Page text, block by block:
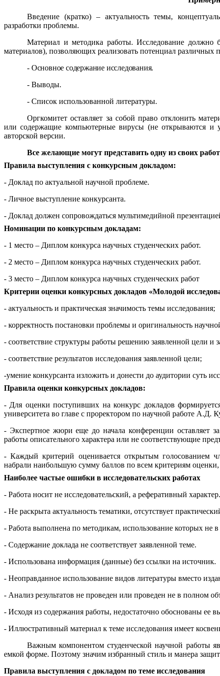
Введение (кратко) – актуальность темы,
разработки проблемы.
Материал и методика работы. Исследование должно
материалов), позволяющих реализовать потенциал
- Основное содержание исследования.
- Выводы.
- Список использованной литературы.
Оргкомитет оставляет за собой право отклонить
или содержащие компьютерные вирусы (не открываются и
авторской версии.
Все желающие могут представить одну из своих
Правила выступления с конкурсным докладом:
- Доклад по актуальной научной проблеме.
- Личное выступление конкурсанта.
- Доклад должен сопровождаться мультимедийной
Номинации по конкурсным докладам:
- 1 место – Диплом конкурса научных студенческих работ.
- 2 место – Диплом конкурса научных студенческих работ.
- 3 место – Диплом конкурса научных студенческих работ
Критерии оценки конкурсных докладов «Молодой
- актуальность и практическая значимость темы исследования;
- корректность постановки проблемы и оригинальность
- соответствие структуры работы решению заявленной цели и
- соответствие результатов исследования заявленной цели;
-умение конкурсанта изложить и донести до аудитории суть
Правила оценки конкурсных докладов:
- Для оценки поступивших на конкурс докладов
университета во главе с проректором по научной работе А.Д.
- Экспертное жюри еще до начала конференции оставляет
работы описательного характера или не соответствующие
- Каждый критерий оценивается открытым голосованием
набрали наибольшую сумму баллов по всем критериям
Наиболее частые ошибки в исследовательских работах
- Работа носит не исследовательский, а реферативный характер.
- Не раскрыта актуальность тематики, отсутствует
- Работа выполнена по методикам, использование которых не
- Содержание доклада не соответствует заявленной теме.
- Использована информация (данные) без ссылки на источник.
- Неоправданное использование видов литературы вместо
- Анализ результатов не проведен или проведен не в полном
- Исходя из содержания работы, недостаточно обоснованы ее
- Иллюстративный материал к теме исследования имеет
Важным компонентом студенческой научной работы
емкой форме. Поэтому значим избранный стиль и манера
Правила выступления с докладом по теме исследования